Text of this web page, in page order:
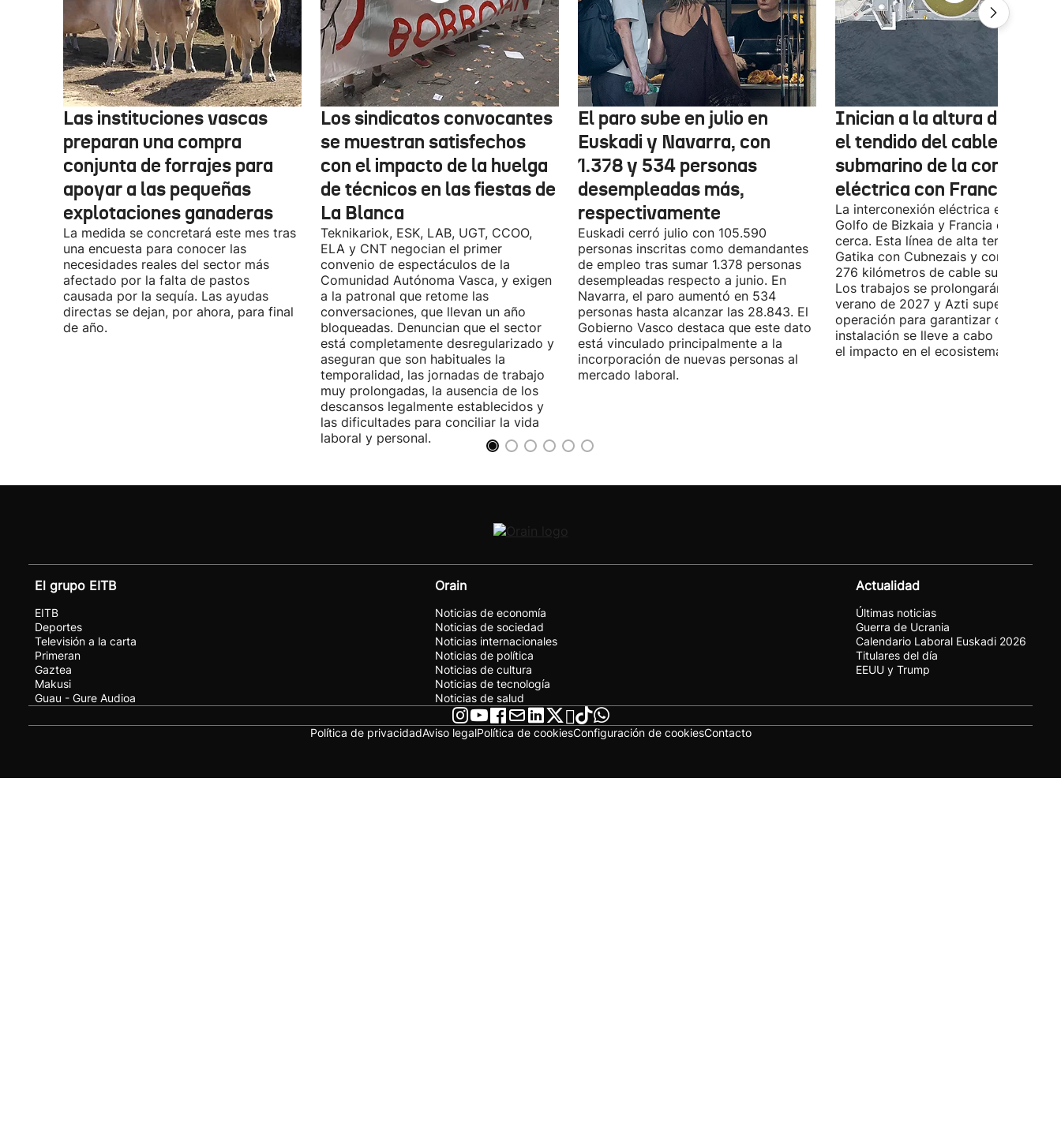
Las instituciones vascas
preparan una compra
conjunta de forrajes para
apoyar a las pequeñas
explotaciones ganaderas
La medida se concretará este mes tras
una encuesta para conocer las
necesidades reales del sector más
afectado por la falta de pastos
causada por la sequía. Las ayudas
directas se dejan, por ahora, para final
de año.
Los sindicatos convocantes
se muestran satisfechos
con el impacto de la huelga
de técnicos en las fiestas de
La Blanca
Teknikariok, ESK, LAB, UGT, CCOO,
ELA y CNT negocian el primer
convenio de espectáculos de la
Comunidad Autónoma Vasca, y exigen
a la patronal que retome las
conversaciones, que llevan un año
bloqueadas. Denuncian que el sector
está completamente desregularizado y
aseguran que son habituales la
temporalidad, las jornadas de trabajo
muy prolongadas, la ausencia de los
descansos legalmente establecidos y
las dificultades para conciliar la vida
laboral y personal.
El paro sube en julio en
Euskadi y Navarra, con
1.378 y 534 personas
desempleadas más,
respectivamente
Euskadi cerró julio con 105.590
personas inscritas como demandantes
de empleo tras sumar 1.378 personas
desempleadas respecto a junio. En
Navarra, el paro aumentó en 534
personas hasta alcanzar las 28.843. El
Gobierno Vasco destaca que este dato
está vinculado principalmente a la
incorporación de nuevas personas al
mercado laboral.
Inician a la altura de
el tendido del cable
submarino de la conexión
eléctrica con Francia
La interconexión eléctrica entre el
Golfo de Bizkaia y Francia está más
cerca. Esta línea de alta tensión unirá
Gatika con Cubnezais y contará con
276 kilómetros de cable submarino.
Los trabajos se prolongarán hasta
verano de 2027 y Azti supervisará la
operación para garantizar que la
instalación se lleve a cabo
el impacto en el ecosistema marino.
El grupo EITB
EITB
Deportes
Televisión a la carta
Primeran
Gaztea
Makusi
Guau - Gure Audioa
Orain
Noticias de economía
Noticias de sociedad
Noticias internacionales
Noticias de política
Noticias de cultura
Noticias de tecnología
Noticias de salud
Actualidad
Últimas noticias
Guerra de Ucrania
Calendario Laboral Euskadi 2026
Titulares del día
EEUU y Trump
Política de privacidadAviso legalPolítica de cookiesConfiguración de cookiesContacto